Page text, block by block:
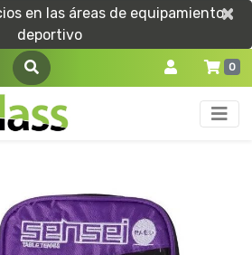
en las áreas de equipamiento
deportivo
×
×
0